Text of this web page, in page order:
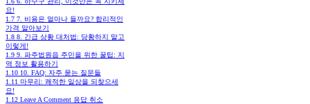
요!
1.7 7. 비용은 얼마나 들까요? 합리적인
가격 알아보기
1.8 8. 긴급 상황 대처법: 당황하지 말고
이렇게!
1.9 9. 파주법원읍 주민을 위한 꿀팁: 지
역 정보 활용하기
1.10 10. FAQ: 자주 묻는 질문들
1.11 마무리: 쾌적한 일상을 되찾으세
요!
1.12 Leave A Comment 응답 취소